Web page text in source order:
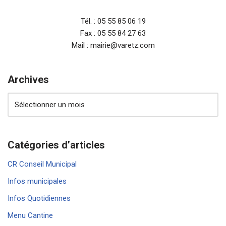
Tél. : 05 55 85 06 19
Fax : 05 55 84 27 63
Mail : mairie@varetz.com
Archives
Catégories d’articles
CR Conseil Municipal
Infos municipales
Infos Quotidiennes
Menu Cantine